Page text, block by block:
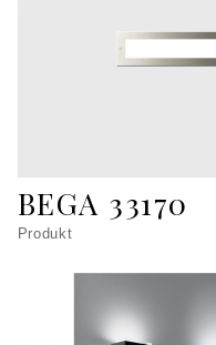
BEGA 33170
Produkt